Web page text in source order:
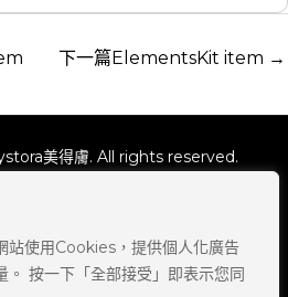
站使用Cookies，提供個人化廣告
。 按一下「全部接受」即表示您同
下一篇ElementsKit item →
美得膚. All rights reserved.
條款與細則